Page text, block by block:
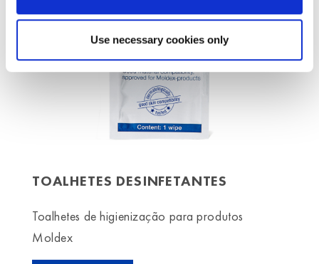
Use necessary cookies only
TOALHETES DESINFETANTES
Toalhetes de higienização para produtos
Moldex